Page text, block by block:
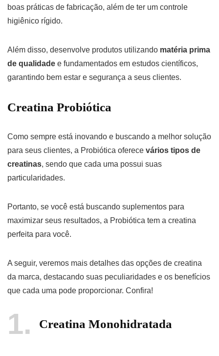
boas práticas de fabricação, além de ter um controle
higiênico rígido.
Além disso, desenvolve produtos utilizando matéria prima
de qualidade e fundamentados em estudos científicos,
garantindo bem estar e segurança a seus clientes.
Creatina Probiótica
Como sempre está inovando e buscando a melhor solução
para seus clientes, a Probiótica oferece vários tipos de
creatinas, sendo que cada uma possui suas
particularidades.
Portanto, se você está buscando suplementos para
maximizar seus resultados, a Probiótica tem a creatina
perfeita para você.
A seguir, veremos mais detalhes das opções de creatina
da marca, destacando suas peculiaridades e os benefícios
que cada uma pode proporcionar. Confira!
1 Creatina Monohidratada